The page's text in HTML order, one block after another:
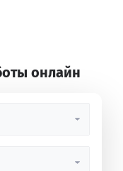
онлайн